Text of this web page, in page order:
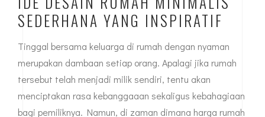
INSPIRASI AUGUST 30, 2023
IDE DESAIN RUMAH MINIMALIS
SEDERHANA YANG INSPIRATIF
Tinggal bersama keluarga di rumah dengan nyaman